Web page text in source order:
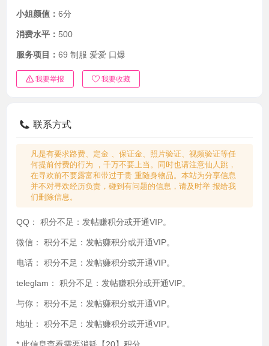
小姐颜值： 6分
消费水平： 500
服务项目： 69 制服 爱爱 口爆
我要举报 我要收藏
联系方式
凡是有要求路费、定金 、保证金、照片验证、视频验证等任
何提前付费的行为 ，千万不要上当。同时也请注意仙人跳，
在寻欢前不要露富和带过于贵 重随身物品。本站为分享信息
并不对寻欢经历负责，碰到有问题的信息，请及时举 报给我
们删除信息。
QQ： 积分不足：发帖赚积分或开通VIP。
微信： 积分不足：发帖赚积分或开通VIP。
电话： 积分不足：发帖赚积分或开通VIP。
teleglam： 积分不足：发帖赚积分或开通VIP。
与你： 积分不足：发帖赚积分或开通VIP。
地址： 积分不足：发帖赚积分或开通VIP。